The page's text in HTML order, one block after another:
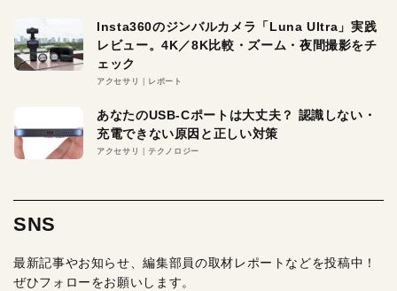
Insta360のジンバルカメラ「Luna Ultra」実践
レビュー。4K／8K比較・ズーム・夜間撮影をチ
ェック
アクセサリ レポート
あなたのUSB-Cポートは大丈夫？ 認識しない・
充電できない原因と正しい対策
アクセサリ テクノロジー
SNS
最新記事やお知らせ、編集部員の取材レポートなどを投稿中！
ぜひフォローをお願いします。